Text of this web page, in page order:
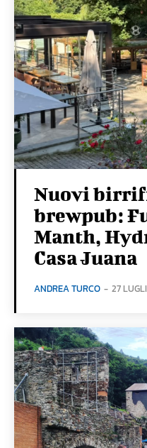
Nuovi
brewpub:
Manth,
Casa Juana
ANDREA TURCO - 27